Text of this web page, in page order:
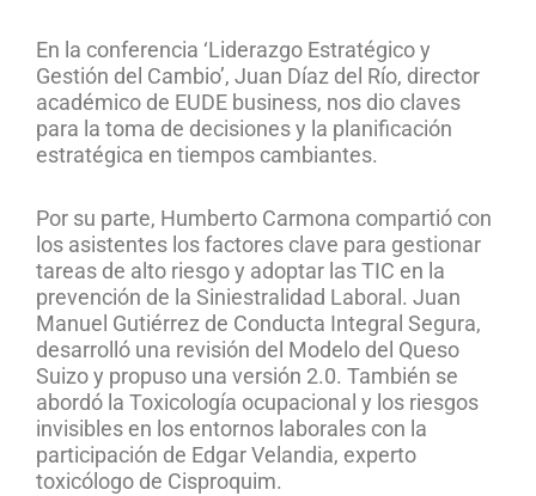
En la conferencia ‘Liderazgo Estratégico y
Gestión del Cambio’, Juan Díaz del Río, director
académico de EUDE business, nos dio claves
para la toma de decisiones y la planificación
estratégica en tiempos cambiantes.
Por su parte, Humberto Carmona compartió con
los asistentes los factores clave para gestionar
tareas de alto riesgo y adoptar las TIC en la
prevención de la Siniestralidad Laboral. Juan
Manuel Gutiérrez de Conducta Integral Segura,
desarrolló una revisión del Modelo del Queso
Suizo y propuso una versión 2.0. También se
abordó la Toxicología ocupacional y los riesgos
invisibles en los entornos laborales con la
participación de Edgar Velandia, experto
toxicólogo de Cisproquim.